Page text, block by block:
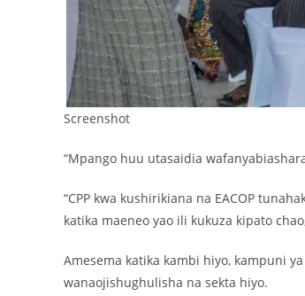
Screenshot
“Mpango huu utasaidia
“CPP kwa kushirikiana na EACOP
katika maeneo yao ili kukuza kipato
Amesema katika kambi hiyo, kampuni
wanaojishughulisha na sekta hiyo.